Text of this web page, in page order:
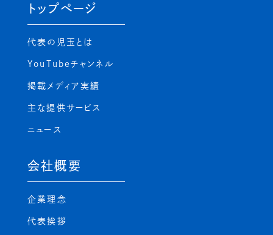
トップページ
代表の児玉とは
YouTubeチャンネル
掲載メディア実績
主な提供サービス
ニュース
会社概要
企業理念
代表挨拶